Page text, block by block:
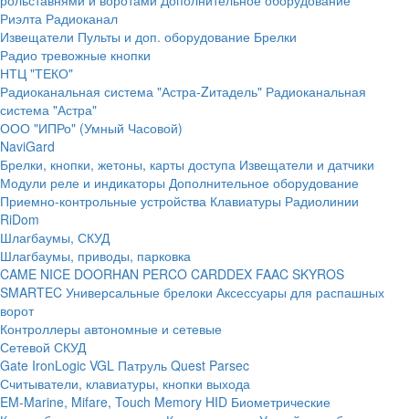
Риэлта Радиоканал
Извещатели Пульты и доп. оборудование Брелки
Радио тревожные кнопки
НТЦ "ТЕКО"
Радиоканальная система "Астра-Zитадель" Радиоканальная
система "Астра"
ООО "ИПРо" (Умный Часовой)
NaviGard
Брелки, кнопки, жетоны, карты доступа Извещатели и датчики
Модули реле и индикаторы Дополнительное оборудование
Приемно-контрольные устройства Клавиатуры Радиолинии
RiDom
Шлагбаумы, СКУД
Шлагбаумы, приводы, парковка
CAME NICE DOORHAN PERCO CARDDEX FAAC SKYROS
SMARTEC Универсальные брелоки Аксессуары для распашных
ворот
Контроллеры автономные и сетевые
Сетевой СКУД
Gate IronLogic VGL Патруль Quest Parsec
Считыватели, клавиатуры, кнопки выхода
EM-Marine, Mifare, Touch Memory HID Биометрические